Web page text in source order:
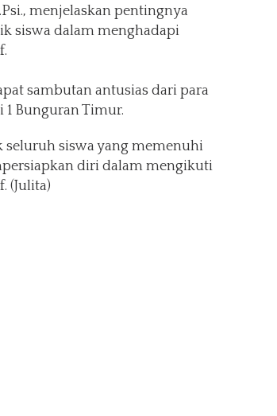
menjelaskan pentingnya
siswa dalam menghadapi
sambutan antusias dari para
1 Bunguran Timur.
seluruh siswa yang memenuhi
diri dalam mengikuti
(Julita)